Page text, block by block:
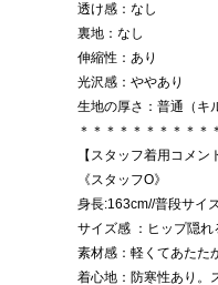
透け感：なし
裏地：なし
伸縮性：あり
光沢感：ややあり
生地の厚さ：普通（キ
＊＊＊＊＊＊＊＊＊＊
【スタッフ着用コメン
《スタッフO》
身長:163cm//普段サイ
サイズ感 ：ヒップ隠
素材感：軽くてあたた
着心地：防寒性あり。